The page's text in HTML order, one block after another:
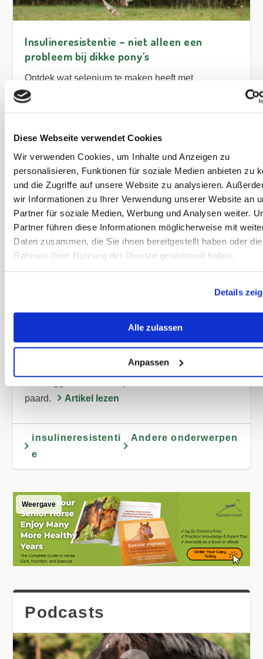
Diese Webseite verwendet Cookies
Wir verwenden Cookies, um Inhalte und Anzeigen zu
personalisieren, Funktionen für soziale Medien anbieten zu
und die Zugriffe auf unsere Website zu analysieren.
wir Informationen zu Ihrer Verwendung unserer Website an
Partner für soziale Medien, Werbung und Analysen weiter.
Partner führen diese Informationen möglicherweise mit
Daten zusammen, die Sie ihnen bereitgestellt haben oder
Rahmen Ihrer Nutzung der Dienste gesammelt haben.
Details
Alle zulassen
Anpassen
Insulineresistentie – niet alleen een
probleem bij dikke pony's
Ontdek wat selenium te maken heeft met
insulineresistentie en welke maatregelen aan te
Ertugliflozine – Snelle hulp voor paarden
met insulineresistentie?
Leer wanneer het gebruik van ertugliflozine nuttig
kan zijn en waarom het behandelen van de
paard.
Artikel lezen
insulineresistenti
e
Andere onderwerpen
Weergave
Podcasts